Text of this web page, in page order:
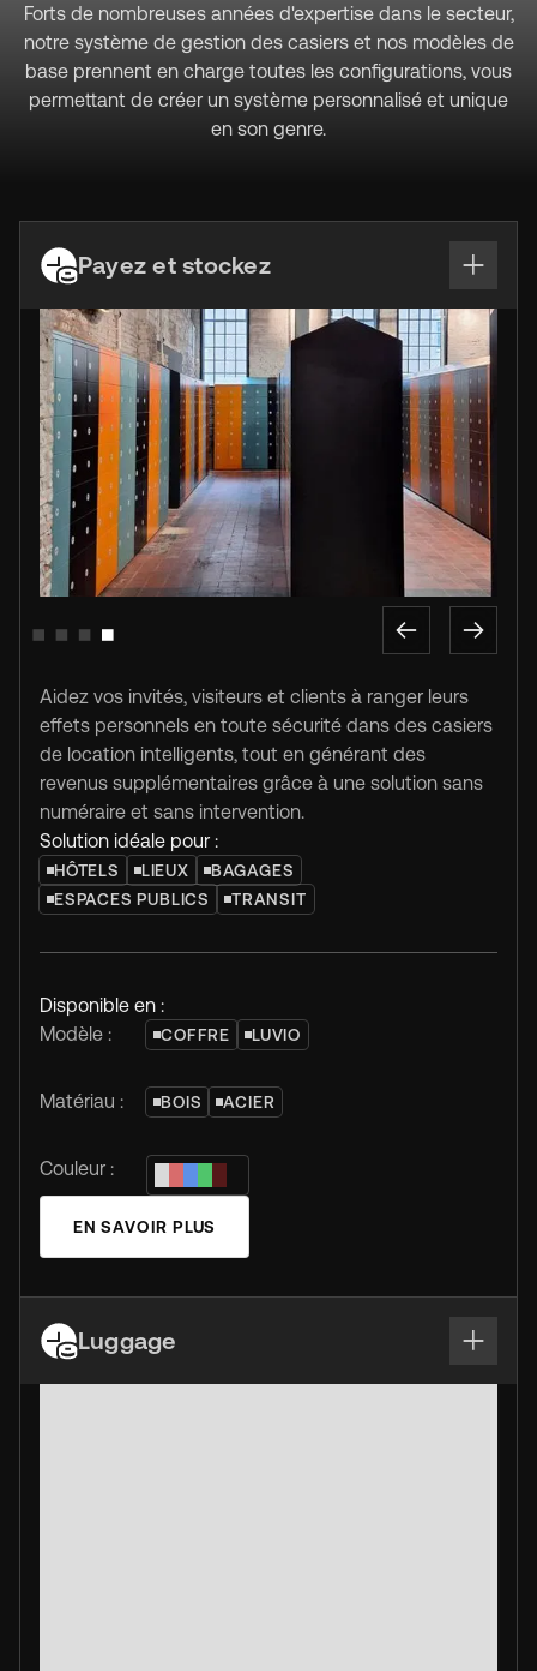
Forts de nombreuses années d'expertise dans le secteur,
notre système de gestion des casiers et nos modèles de
base prennent en charge toutes les configurations, vous
permettant de créer un système personnalisé et unique
en son genre.
Payez et stockez
Aidez vos invités, visiteurs et clients à ranger leurs
effets personnels en toute sécurité dans des casiers
de location intelligents, tout en générant des
revenus supplémentaires grâce à une solution sans
numéraire et sans intervention.
Solution idéale pour :
HÔTELS LIEUX
BAGAGES
ESPACES PUBLICS
TRANSIT
Disponible en :
Modèle :
COFFRE LUVIO
Matériau : BOIS ACIER
Couleur :
EN SAVOIR PLUS
Luggage